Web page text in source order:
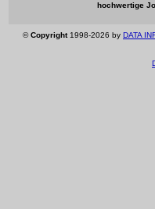
hochwertige
©Copyright1998-2026 by DATA